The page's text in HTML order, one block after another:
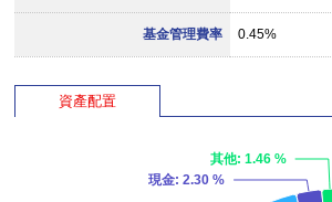
基金管理費率 0.45%
資產配置
現金: 2.30 %
其他: 1.46 %